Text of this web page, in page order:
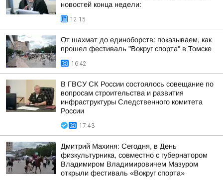
новостей конца недели:
12:15
От шахмат до единоборств: показываем, как
прошел фестиваль "Вокруг спорта" в Томске
16:42
В ГВСУ СК России состоялось совещание по
вопросам строительства и развития
инфраструктуры Следственного комитета
России
17:43
Дмитрий Махиня: Сегодня, в День
физкультурника, совместно с губернатором
Владимиром Владимировичем Мазуром
открыли фестиваль «Вокруг спорта»